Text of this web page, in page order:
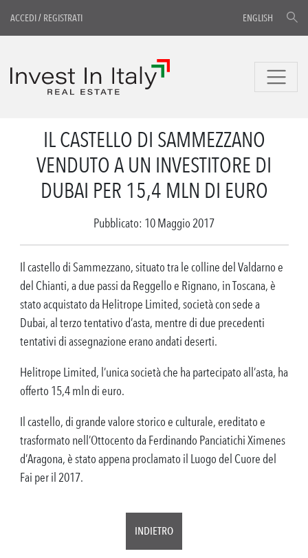
ACCEDI/ REGISTRATI ENGLISH
IL CASTELLO DI SAMMEZZANO
VENDUTO A UN INVESTITORE DI
DUBAI PER 15,4 MLN DI EURO
Pubblicato: 10 Maggio 2017
Il castello di Sammezzano, situato tra le colline del Valdarno e
del Chianti, a due passi da Reggello e Rignano, in Toscana, è
stato acquistato da Helitrope Limited, società con sede a
Dubai, al terzo tentativo d’asta, mentre di due precedenti
tentativi di assegnazione erano andati deserti.
Helitrope Limited, l’unica società che ha partecipato all’asta, ha
offerto 15,4 mln di euro.
Il castello, di grande valore storico e culturale, ereditato e
trasformato nell’Ottocento da Ferdinando Panciatichi Ximenes
d’Aragona, è stato appena proclamato il Luogo del Cuore del
Fai per il 2017.
INDIETRO